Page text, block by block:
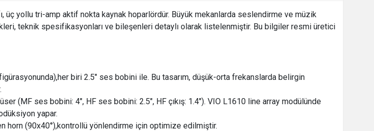
üç yollu tri-amp aktif nokta kaynak hoparlördür. Büyük mekanlarda seslendirme ve müzik
teknik spesifikasyonları ve bileşenleri detaylı olarak listelenmiştir. Bu bilgiler resmi üretici
biri 2.5" ses bobini ile. Bu tasarım, düşük-orta frekanslarda belirgin
(MF ses bobini: 4", HF ses bobini: 2.5", HF çıkış: 1.4"). VIO L1610 line array modülünde
yapar.
horn (90x40°),kontrollü yönlendirme için optimize edilmiştir.